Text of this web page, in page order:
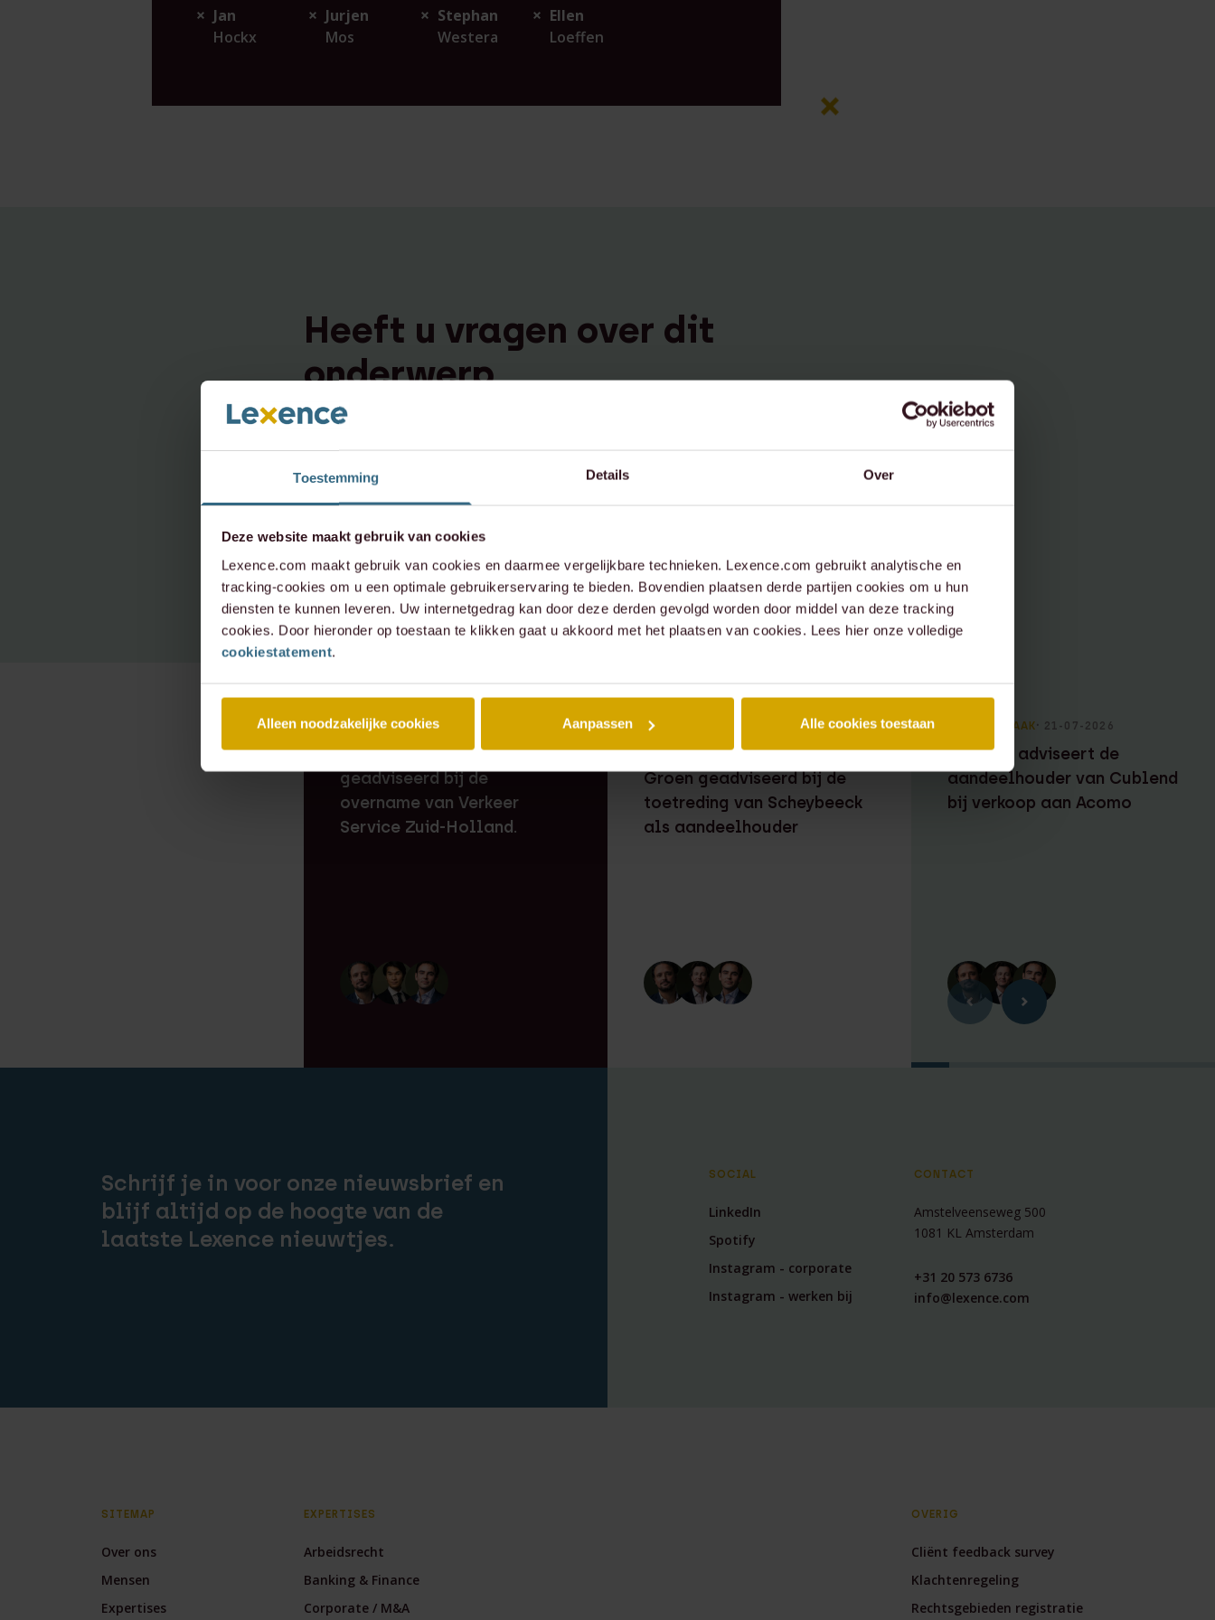
Toestemming Details Over
Deze website maakt gebruik van cookies
Lexence.com maakt gebruik van cookies en daarmee vergelijkbare technieken. Lexence.com gebruikt analytische en
tracking-cookies om u een optimale gebruikerservaring te bieden. Bovendien plaatsen derde partijen cookies om u hun
diensten te kunnen leveren. Uw internetgedrag kan door deze derden gevolgd worden door middel van deze tracking
cookies. Door hieronder op toestaan te klikken gaat u akkoord met het plaatsen van cookies. Lees hier onze volledige
cookiestatement.
Alleen noodzakelijke cookies Aanpassen Alle cookies toestaan
Jan
Hockx
Jurjen
Mos
Stephan
Westera
Ellen
Loeffen
Heeft u vragen over dit
onderwerp,
neem contact op:
info@lexence.com
+31 20 573 6736
RECENTE ZAAK⸱ 24-07-2026
Lexence heeft Caddenz
geadviseerd bij de
overname van Verkeer
Service Zuid-Holland.
RECENTE ZAAK ⸱ 22-07-2026
Lexence heeft Sandee
Groen geadviseerd bij de
toetreding van Scheybeeck
als aandeelhouder
RECENTE ZAAK⸱ 21-07-2026
Lexence adviseert de
aandeelhouder van Cublend
bij verkoop aan Acomo
Schrijf je in voor onze nieuwsbrief en
blijf altijd op de hoogte van de
laatste Lexence nieuwtjes.
SOCIAL
LinkedIn
Spotify
Instagram - corporate
Instagram - werken bij
CONTACT
Amstelveenseweg 500
1081 KL Amsterdam
+31 20 573 6736
info@lexence.com
SITEMAP
Over ons
Mensen
Expertises
EXPERTISES
Arbeidsrecht
Banking & Finance
Corporate / M&A
OVERIG
Cliënt feedback survey
Klachtenregeling
Rechtsgebieden registratie